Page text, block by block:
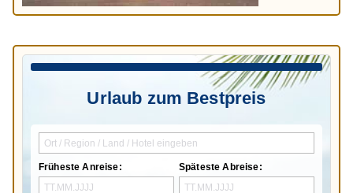
Urlaub zum Bestpreis
Früheste Anreise: Späteste Abreise: